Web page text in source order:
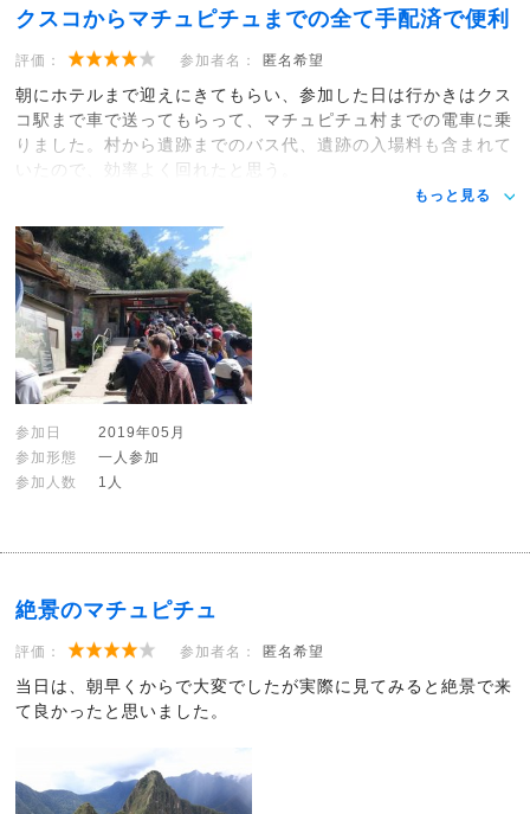
クスコからマチュピチュまでの全て手配済で便利
評価： 参加者名： 匿名希望
朝にホテルまで迎えにきてもらい、参加した日は行かきはクス
コ駅まで車で送ってもらって、マチュピチュ村までの電車に乗
りました。村から遺跡までのバス代、遺跡の入場料も含まれて
いたので、効率よく回れたと思う。
もっと見る
参加日
2019年05月
参加形態
一人参加
参加人数
1人
絶景のマチュピチュ
評価： 参加者名： 匿名希望
当日は、朝早くからで大変でしたが実際に見てみると絶景で来
て良かったと思いました。